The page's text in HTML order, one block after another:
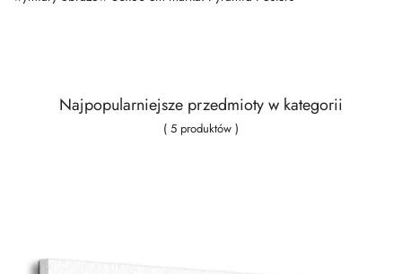
Najpopularniejsze przedmioty w kategorii
( 5 produktów )